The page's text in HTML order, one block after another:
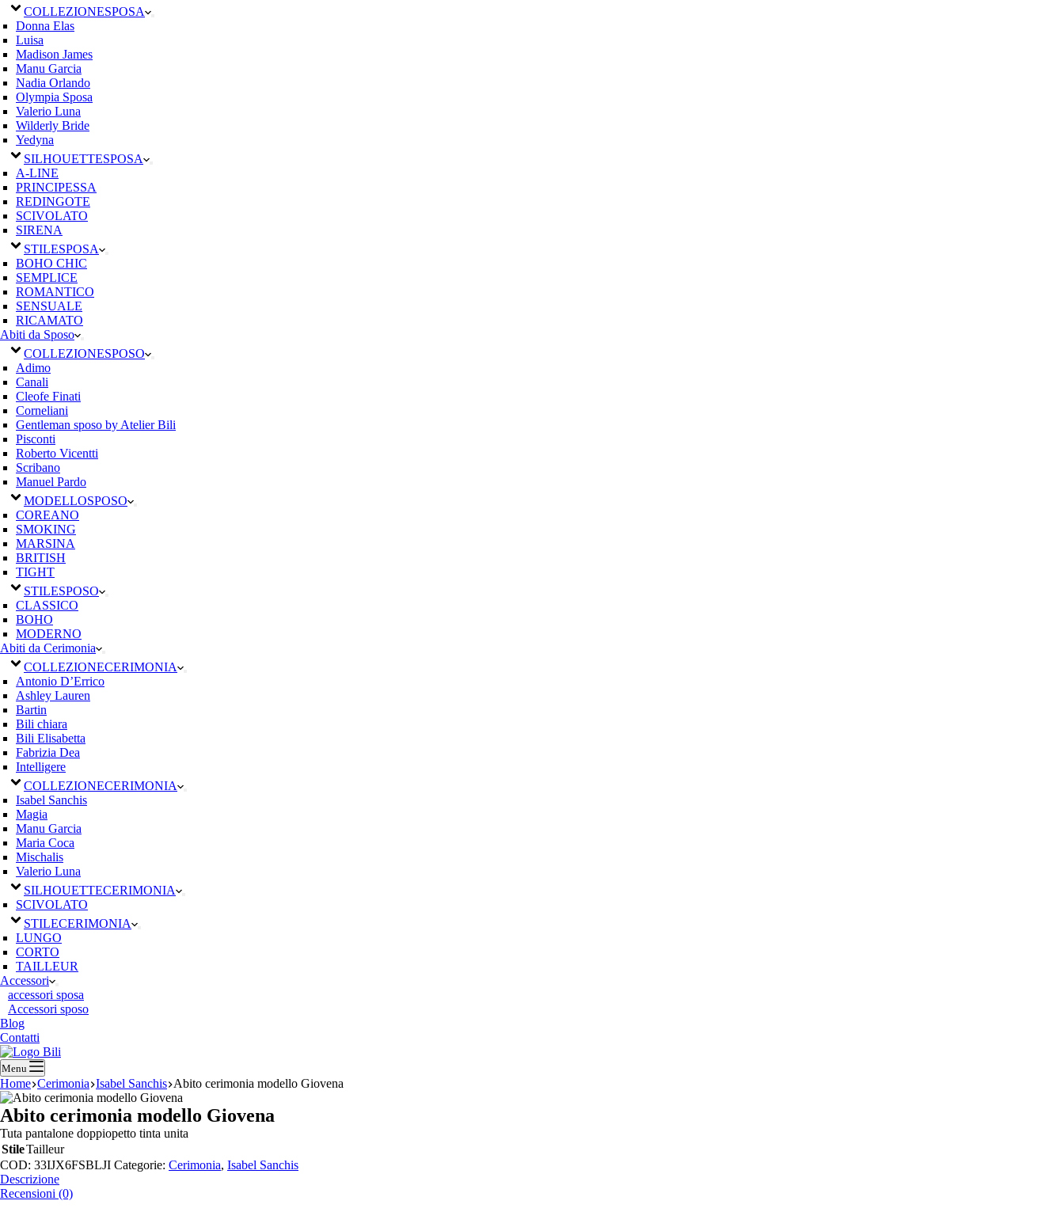
COLLEZIONESPOSA
Donna Elas
Luisa
Madison James
Manu Garcia
Nadia Orlando
Olympia Sposa
Valerio Luna
Wilderly Bride
Yedyna
SILHOUETTESPOSA
A-LINE
PRINCIPESSA
REDINGOTE
SCIVOLATO
SIRENA
STILESPOSA
BOHO CHIC
SEMPLICE
ROMANTICO
SENSUALE
RICAMATO
Abiti da Sposo
COLLEZIONESPOSO
Adimo
Canali
Cleofe Finati
Corneliani
Gentleman sposo by Atelier Bili
Pisconti
Roberto Vicentti
Scribano
Manuel Pardo
MODELLOSPOSO
COREANO
SMOKING
MARSINA
BRITISH
TIGHT
STILESPOSO
CLASSICO
BOHO
MODERNO
Abiti da Cerimonia
COLLEZIONECERIMONIA
Antonio D’Errico
Ashley Lauren
Bartin
Bili chiara
Bili Elisabetta
Fabrizia Dea
Intelligere
COLLEZIONECERIMONIA
Isabel Sanchis
Magia
Manu Garcia
Maria Coca
Mischalis
Valerio Luna
SILHOUETTECERIMONIA
SCIVOLATO
STILECERIMONIA
LUNGO
CORTO
TAILLEUR
Accessori
accessori sposa
Accessori sposo
Blog
Contatti
Menu
Home Cerimonia Isabel Sanchis Abito cerimonia modello Giovena
Abito cerimonia modello Giovena
Tuta pantalone doppiopetto tinta unita
StileTailleur
COD: 33IJX6FSBLJI Categorie: Cerimonia, Isabel Sanchis
Descrizione
Recensioni (0)